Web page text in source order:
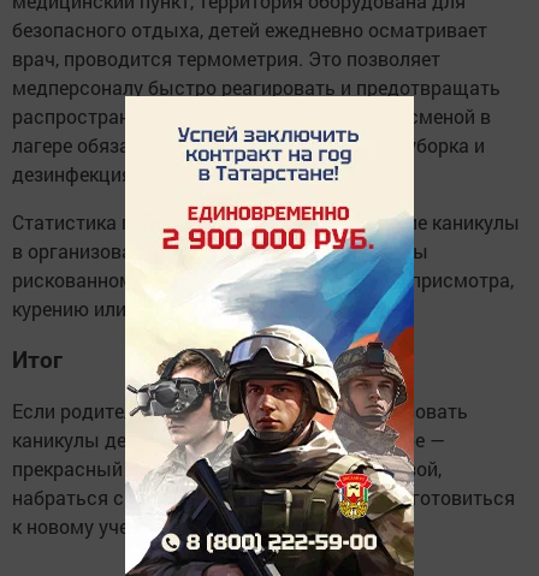
безопасного отдыха, детей ежедневно осматривает
врач, проводится термометрия. Это позволяет
медперсоналу быстро реагировать и предотвращать
распространение инфекций. Перед каждой сменой в
лагере обязательно проходит генеральная уборка и
дезинфекция.
Статистика подтверждает: дети, проводящие каникулы
в организованных лагерях, реже подвержены
рискованному поведению — прогулкам без присмотра,
курению или употреблению алкоголя.
Итог
Если родители работают и не могут организовать
каникулы детей дома, смена в летнем лагере —
прекрасный способ провести время с пользой,
набраться сил, обрести новых друзей и подготовиться
к новому учебному году!